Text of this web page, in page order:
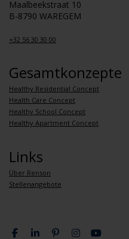
Maalbeekstraat 10
B-8790 WAREGEM
+32 56 30 30 00
Gesamtkonzepte
Healthy Residential Concept
Health Care Concept
Healthy School Concept
Healthy Apartment Concept
Links
Über Renson
Stellenangebote